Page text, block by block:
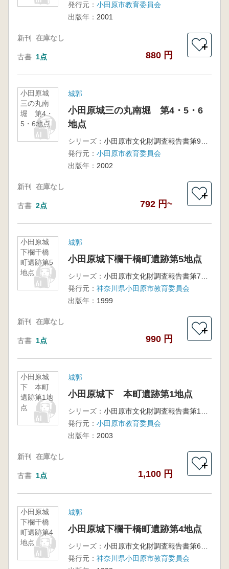
発行元： 小田原市教育委員会
出版年： 2001
新刊 在庫なし
古書 1点 880 円
＋
小田原城
三の丸南
堀 第4・
5・6地点
城郭
小田原城三の丸南堀 第4・5・6
地点
シリーズ：
発行元： 小田原市教育委員会
出版年： 2002
新刊 在庫なし
古書 2点 792 円~
＋
小田原城
下欄干橋
町遺跡第5
地点
城郭
小田原城下欄干橋町遺跡第5地点
シリーズ：
発行元： 神奈川県小田原市教育委員会
出版年： 1999
新刊 在庫なし
古書 1点 990 円
＋
小田原城
下 本町
遺跡第1地
点
城郭
小田原城下 本町遺跡第1地点
シリーズ：
発行元： 小田原市教育委員会
出版年： 2003
新刊 在庫なし
古書 1点 1,100 円
＋
小田原城
下欄干橋
町遺跡第4
地点
城郭
小田原城下欄干橋町遺跡第4地点
シリーズ：
発行元： 神奈川県小田原市教育委員会